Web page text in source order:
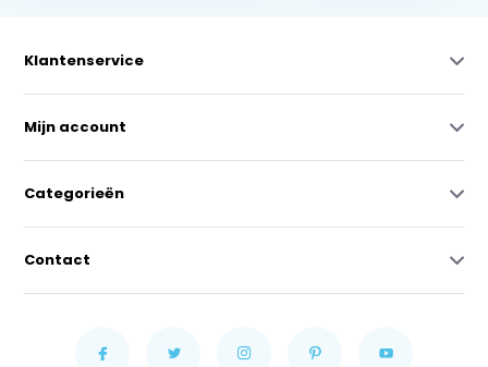
Klantenservice
Mijn account
Categorieën
Contact